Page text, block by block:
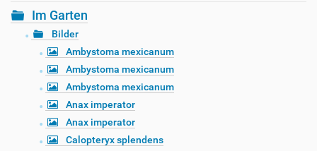
Im Garten
Bilder
Ambystoma mexicanum
Ambystoma mexicanum
Ambystoma mexicanum
Anax imperator
Anax imperator
Calopteryx splendens